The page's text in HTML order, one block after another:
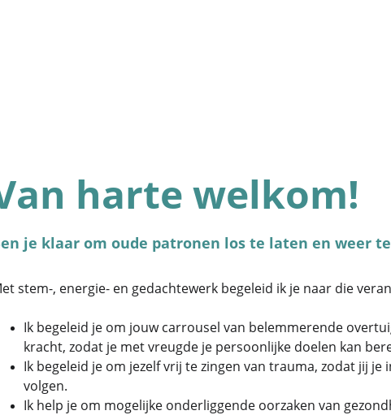
harte welkom!
je klaar om oude patronen los te laten en weer
stem-, energie- en gedachtewerk begeleid ik je naar die
Ik begeleid je om jouw carrousel van belemmerende
kracht, zodat je met vreugde je persoonlijke doelen kan
Ik begeleid je om jezelf vrij te zingen van trauma, zodat jij
volgen.
Ik help je om mogelijke onderliggende oorzaken van